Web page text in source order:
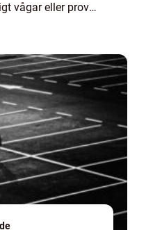
vågar eller prova